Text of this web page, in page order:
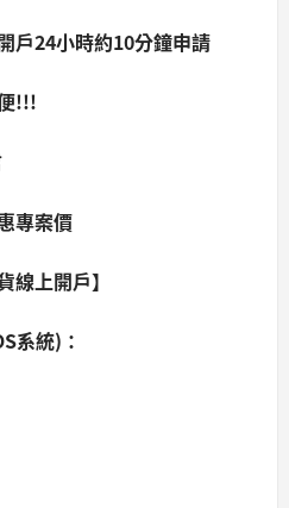
戶24小時約10分鐘申請
!!!
專案價
線上開戶】
系統)：